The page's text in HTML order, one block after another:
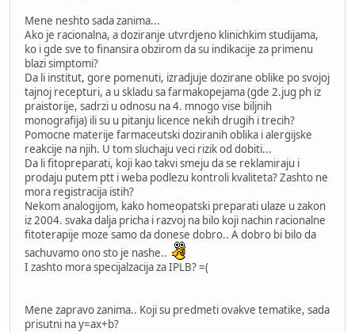
Mene neshto sada zanima...
Ako je racionalna, a doziranje utvrdjeno klinichkim studijama,
ko i gde sve to finansira obzirom da su indikacije za primenu
blazi simptomi?
Da li institut, gore pomenuti, izradjuje dozirane oblike po svojoj
tajnoj recepturi, a u skladu sa farmakopejama (gde 2.jug ph iz
praistorije, sadrzi u odnosu na 4. mnogo vise biljnih
monografija) ili su u pitanju licence nekih drugih i trecih?
Pomocne materije farmaceutski doziranih oblika i alergijske
reakcije na njih. U tom sluchaju veci rizik od dobiti...
Da li fitopreparati, koji kao takvi smeju da se reklamiraju i
prodaju putem ptt i weba podlezu kontroli kvaliteta? Zashto ne
mora registracija istih?
Nekom analogijom, kako homeopatski preparati ulaze u zakon
iz 2004. svaka dalja pricha i razvoj na bilo koji nachin racionalne
fitoterapije moze samo da donese dobro.. A dobro bi bilo da
sachuvamo ono sto je nashe..
I zashto mora specijalzacija za IPLB? =(
Mene zapravo zanima.. Koji su predmeti ovakve tematike, sada
prisutni na y=ax+b?